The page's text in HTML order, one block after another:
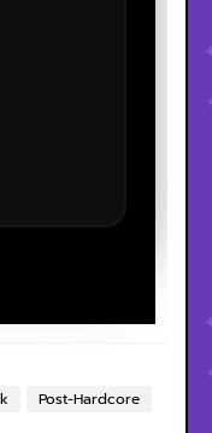
Post-Hardcore